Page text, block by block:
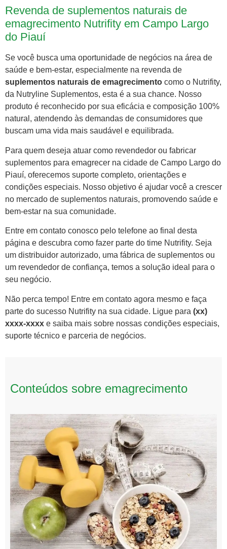
Revenda de suplementos naturais de
emagrecimento Nutrifity em Campo Largo
do Piauí
Se você busca uma oportunidade de negócios na área de
saúde e bem-estar, especialmente na revenda de
suplementos naturais de emagrecimento como o Nutrifity,
da Nutryline Suplementos, esta é a sua chance. Nosso
produto é reconhecido por sua eficácia e composição 100%
natural, atendendo às demandas de consumidores que
buscam uma vida mais saudável e equilibrada.
Para quem deseja atuar como revendedor ou fabricar
suplementos para emagrecer na cidade de Campo Largo do
Piauí, oferecemos suporte completo, orientações e
condições especiais. Nosso objetivo é ajudar você a crescer
no mercado de suplementos naturais, promovendo saúde e
bem-estar na sua comunidade.
Entre em contato conosco pelo telefone ao final desta
página e descubra como fazer parte do time Nutrifity. Seja
um distribuidor autorizado, uma fábrica de suplementos ou
um revendedor de confiança, temos a solução ideal para o
seu negócio.
Não perca tempo! Entre em contato agora mesmo e faça
parte do sucesso Nutrifity na sua cidade. Ligue para (xx)
xxxx-xxxx e saiba mais sobre nossas condições especiais,
suporte técnico e parceria de negócios.
Conteúdos sobre emagrecimento